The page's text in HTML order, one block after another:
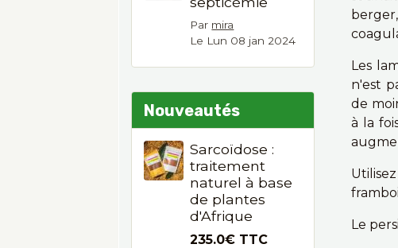
Les
n'est
de
à la
Le
Par mira
Le Lun 08 jan 2024
Nouveautés
Sarcoïdose :
traitement
naturel à base
de plantes
d'Afrique
235.0€ TTC